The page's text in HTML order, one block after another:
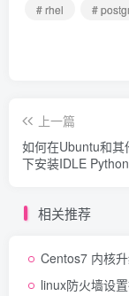
# rhel
#
上一篇
如何在Ubuntu和其
下安装IDLE
相关推荐
Centos7 内核
linux防火墙设